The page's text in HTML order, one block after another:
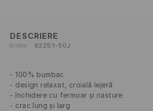
DESCRIERE
Index 8225Y-50J
100% bumbac
design relaxat, croială lejeră
închidere cu fermoar și nasture
crac lung și larg